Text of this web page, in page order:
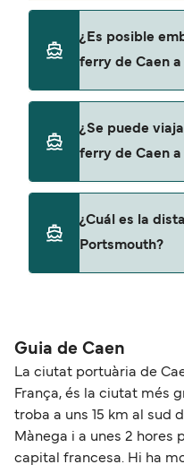
navieras.
Portsmouth con:
¿Es posible
ferry de Caen
Portsmouth con
¿Se puede
ferry de Caen
ferry. Puede que
puedes viajar con
¿Cuál es la
Portsmouth?
Guia de Caen
La ciutat portuària de
França, és la ciutat més
troba a uns 15 km al sud
Mànega i a unes 2 hores
capital francesa. Hi ha